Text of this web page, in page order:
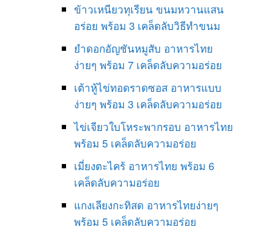
ข้าวเหนียวทุเรียน ขนมหวานแสน
อร่อย พร้อม 3 เคล็ดลับวิธีทำขนม
ยำดอกอัญชันหมูสับ อาหารไทย
ง่ายๆ พร้อม 7 เคล็ดลับความอร่อย
เต้าหู้ไข่ทอดราดซอส อาหารแบบ
ง่ายๆ พร้อม 3 เคล็ดลับความอร่อย
ไข่เจียวใบโหระพากรอบ อาหารไทย
พร้อม 5 เคล็ดลับความอร่อย
เมี่ยงตะไคร้ อาหารไทย พร้อม 6
เคล็ดลับความอร่อย
แกงเลียงกะทิสด อาหารไทยง่ายๆ
พร้อม 5 เคล็ดลับความอร่อย